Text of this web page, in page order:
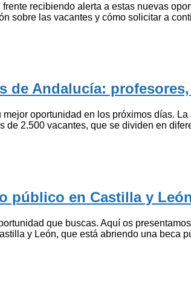
recibiendo alerta a estas nuevas
sobre las vacantes y cómo solicitar a
de Andalucía:
oportunidad en los próximos días.
2.500 vacantes, que se dividen en
público en Castilla y
que buscas. Aquí os
y León, que está abriendo una beca